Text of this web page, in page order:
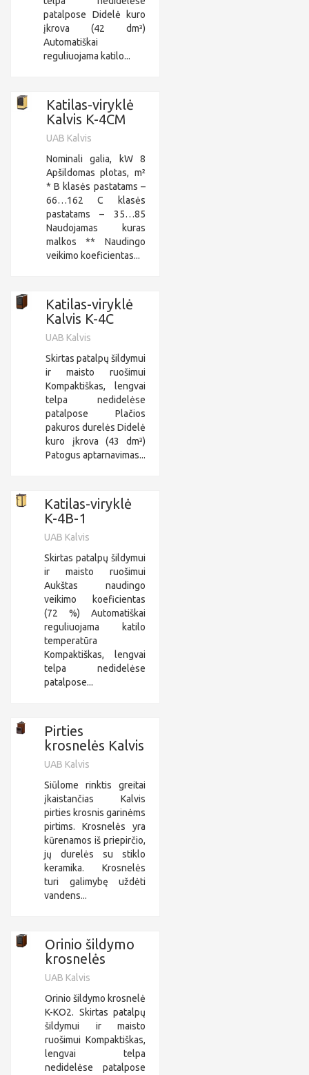
patalpose Didelė kuro
įkrova (42 dm³)
Automatiškai
reguliuojama katilo...
Katilas-viryklė
Kalvis K-4CM
UAB Kalvis
Nominali galia, kW 8
Apšildomas plotas, m²
* B klasės pastatams –
66…162 C klasės
pastatams – 35…85
Naudojamas kuras
malkos ** Naudingo
veikimo koeficientas...
Katilas-viryklė
Kalvis K-4C
UAB Kalvis
Skirtas patalpų šildymui
ir maisto ruošimui
Kompaktiškas, lengvai
telpa nedidelėse
patalpose Plačios
pakuros durelės Didelė
kuro įkrova (43 dm³)
Patogus aptarnavimas...
Katilas-viryklė
K-4B-1
UAB Kalvis
Skirtas patalpų šildymui
ir maisto ruošimui
Aukštas naudingo
veikimo koeficientas
(72 %) Automatiškai
reguliuojama katilo
temperatūra
Kompaktiškas, lengvai
telpa nedidelėse
patalpose...
Pirties
krosnelės Kalvis
UAB Kalvis
Siūlome rinktis greitai
įkaistančias Kalvis
pirties krosnis garinėms
pirtims. Krosnelės yra
kūrenamos iš priepirčio,
jų durelės su stiklo
keramika. Krosnelės
turi galimybę uždėti
vandens...
Orinio šildymo
krosnelės
UAB Kalvis
Orinio šildymo krosnelė
K-KO2. Skirtas patalpų
šildymui ir maisto
ruošimui Kompaktiškas,
lengvai telpa
nedidelėse patalpose